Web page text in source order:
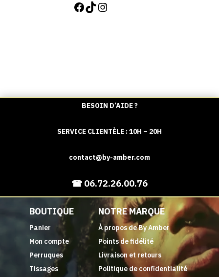
BESOIN D’AIDE ?
SERVICE CLIENTÈLE : 10H – 20H
contact@by-amber.com
☎ 06.72.26.00.76
BOUTIQUE
Panier
Mon compte
Perruques
Tissages
NOTRE MARQUE
À propos de By Amber
Points de fidélité
Livraison et retours
Politique de confidentialité